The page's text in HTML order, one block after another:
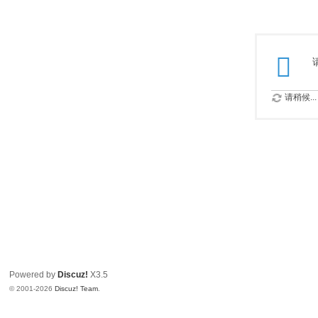
请稍候...
Powered by Discuz! X3.5
© 2001-2026Discuz! Team.